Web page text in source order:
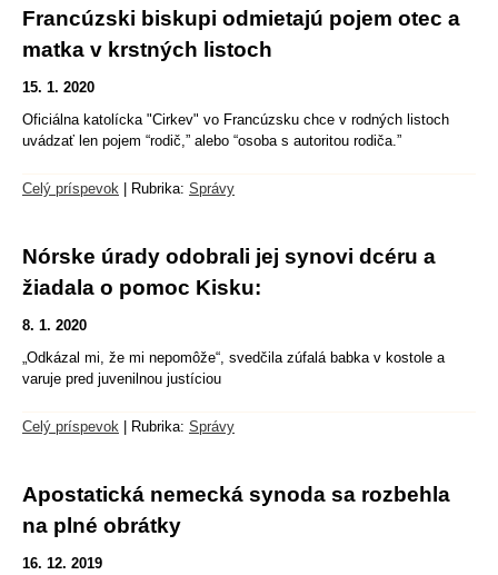
Francúzski biskupi odmietajú pojem otec a
matka v krstných listoch
15. 1. 2020
Oficiálna katolícka "Cirkev" vo Francúzsku chce v rodných listoch
uvádzať len pojem “rodič,” alebo “osoba s autoritou rodiča.”
Celý príspevok Rubrika: Správy
Nórske úrady odobrali jej synovi dcéru a
žiadala o pomoc Kisku:
8. 1. 2020
„Odkázal mi, že mi nepomôže“, svedčila zúfalá babka v kostole a
varuje pred juvenilnou justíciou
Celý príspevok Rubrika: Správy
Apostatická nemecká synoda sa rozbehla
na plné obrátky
16. 12. 2019